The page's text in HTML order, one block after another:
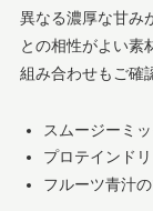
異なる濃厚な甘み
との相性がよい素
組み合わせもご確
スムージーミ
プロテインド
フルーツ青汁